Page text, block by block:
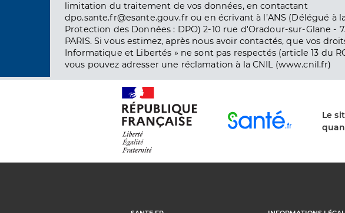
limitation du traitement de vos données, en contactant
dpo.sante.fr@esante.gouv.fr ou en écrivant à l’ANS (Délégué à
Protection des Données : DPO) 2-10 rue d'Oradour-sur-Glane -
PARIS. Si vous estimez, après nous avoir contactés, que vos
Informatique et Libertés » ne sont pas respectés (article 13 du
vous pouvez adresser une réclamation à la CNIL (www.cnil.fr)
Le